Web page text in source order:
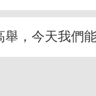
，今天我們